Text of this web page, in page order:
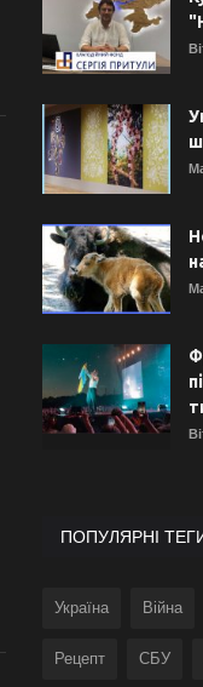
ПОПУЛЯРНІ
Україна Війна
Рецепт СБУ